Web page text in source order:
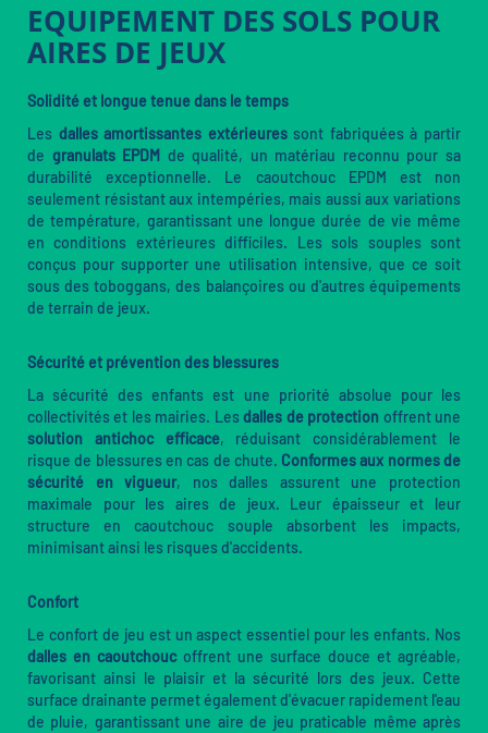
EQUIPEMENT DES SOLS POUR
AIRES DE JEUX
Solidité et longue tenue dans le temps
Les dalles amortissantes extérieuressont fabriquées à partir
de granulats EPDM de qualité, un matériau reconnu pour sa
durabilité exceptionnelle. Le caoutchouc EPDM est non
seulement résistant aux intempéries, mais aussi aux variations
de température, garantissant une longue durée de vie même
en conditions extérieures difficiles. Les sols souples sont
conçus pour supporter une utilisation intensive, que ce soit
sous des toboggans, des balançoires ou d'autres équipements
de terrain de jeux.
Sécurité et prévention des blessures
La sécurité des enfants est une priorité absolue pour les
collectivités et les mairies. Lesdalles de protection offrent une
solution antichoc efficace, réduisant considérablement le
risque de blessures en cas de chute. Conformes aux normes de
sécurité en vigueur, nos dalles assurent une protection
maximale pour les aires de jeux. Leur épaisseur et leur
structure en caoutchouc souple absorbent les impacts,
minimisant ainsi les risques d'accidents.
Confort
Le confort de jeu est un aspect essentiel pour les enfants. Nos
dalles en caoutchoucoffrent une surface douce et agréable,
favorisant ainsi le plaisir et la sécurité lors des jeux. Cette
surface drainante permet également d'évacuer rapidement l'eau
de pluie, garantissant une aire de jeu praticable même après